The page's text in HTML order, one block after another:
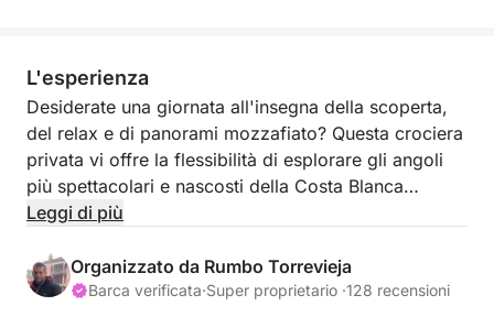
L'esperienza
Desiderate una giornata all'insegna della scoperta,
del relax e di panorami mozzafiato? Questa crociera
privata vi offre la flessibilità di esplorare gli angoli
più spettacolari e nascosti della Costa Blanca
meridionale.
Partendo da Marina Salinas a Torrevieja, salperete
alla scoperta di calette idilliache che possono essere
Leggi di più
Organizzato da Rumbo Torrevieja
Barca verificata·Super proprietario ·128 recensioni